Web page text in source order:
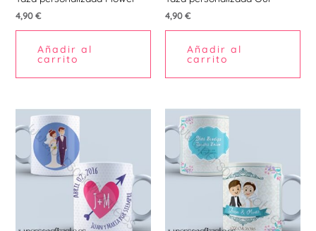
4,90€
Añadir al
carrito
4,90€
Añadir al
carrito